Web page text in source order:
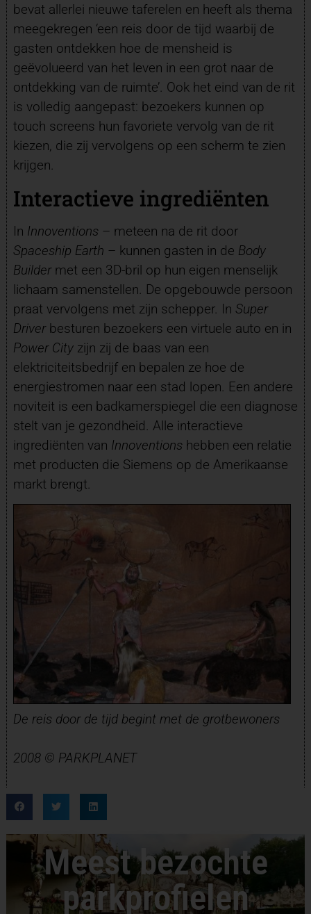
bevat allerlei nieuwe taferelen en heeft als thema
meegekregen ‘een reis door de tijd waarbij de
gasten ontdekken hoe de mensheid is
geëvolueerd van het leven in een grot naar de
ontdekking van de ruimte’. Ook het eind van de rit
is volledig aangepast: bezoekers kunnen op
touch screens hun favoriete vervolg van de rit
kiezen, die zij vervolgens op een scherm te zien
krijgen.
Interactieve ingrediënten
In Innoventions– meteen na de rit door
Spaceship Earth – kunnen gasten in de Body
Buildermet een 3D-bril op hun eigen menselijk
lichaam samenstellen. De opgebouwde persoon
praat vervolgens met zijn schepper. In Super
Driverbesturen bezoekers een virtuele auto en in
Power Cityzijn zij de baas van een
elektriciteitsbedrijf en bepalen ze hoe de
energiestromen naar een stad lopen. Een andere
noviteit is een badkamerspiegel die een diagnose
stelt van je gezondheid. Alle interactieve
ingrediënten van Innoventionshebben een relatie
met producten die Siemens op de Amerikaanse
markt brengt.
De reis door de tijd begint met de grotbewoners
2008 © PARKPLANET
Meest bezochte
parkprofielen